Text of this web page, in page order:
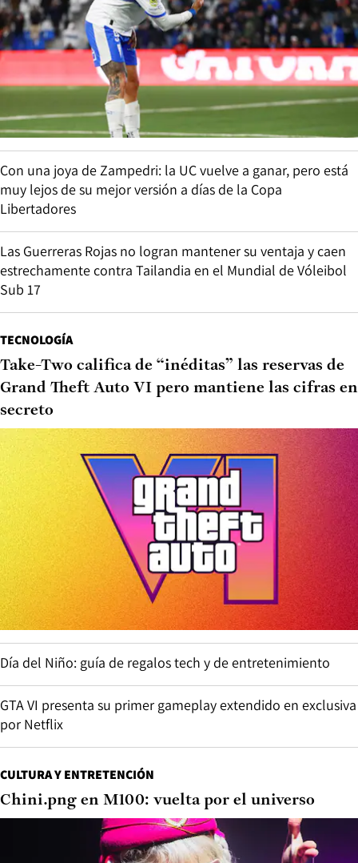
Con una joya de Zampedri: la UC vuelve a ganar, pero está
muy lejos de su mejor versión a días de la Copa
Libertadores
Las Guerreras Rojas no logran mantener su ventaja y caen
estrechamente contra Tailandia en el Mundial de Vóleibol
Sub 17
TECNOLOGÍA
Take-Two califica de “inéditas” las reservas de
Grand Theft Auto VI pero mantiene las cifras en
secreto
Día del Niño: guía de regalos tech y de entretenimiento
GTA VI presenta su primer gameplay extendido en exclusiva
por Netflix
CULTURA Y ENTRETENCIÓN
Chini.png en M100: vuelta por el universo